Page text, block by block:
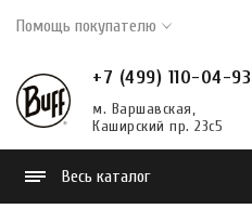
Помощь покупателю
+7 (499) 110-04-93
м. Варшавская,
Каширский пр. 23с5
Весь каталог